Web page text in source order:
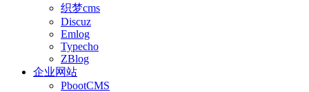
织梦cms
Discuz
Emlog
Typecho
ZBlog
企业网站
PbootCMS